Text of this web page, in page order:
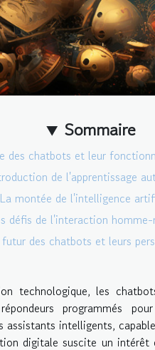
Sommaire
des chatbots et leur
de l'apprentissage
La montée de l'intelligence
défis de l'interaction homme-
futur des chatbots et leurs
technologique, les
programmés
intelligents,
digitale suscite un